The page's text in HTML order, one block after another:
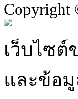
Copyright
เว็บไซต์
และข้อมู